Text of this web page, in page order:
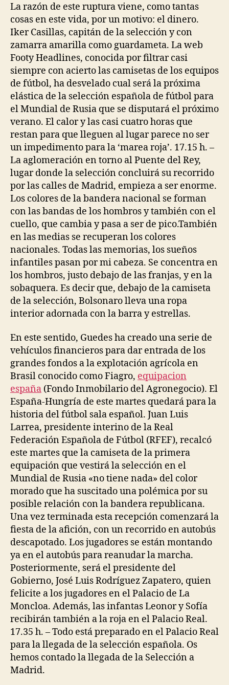
La razón de este ruptura viene, como tantas
cosas en este vida, por un motivo: el dinero.
Iker Casillas, capitán de la selección y con
zamarra amarilla como guardameta. La web
Footy Headlines, conocida por filtrar casi
siempre con acierto las camisetas de los equipos
de fútbol, ha desvelado cual será la próxima
elástica de la selección española de fútbol para
el Mundial de Rusia que se disputará el próximo
verano. El calor y las casi cuatro horas que
restan para que lleguen al lugar parece no ser
un impedimento para la ‘marea roja’. 17.15 h. –
La aglomeración en torno al Puente del Rey,
lugar donde la selección concluirá su recorrido
por las calles de Madrid, empieza a ser enorme.
Los colores de la bandera nacional se forman
con las bandas de los hombros y también con el
cuello, que cambia y pasa a ser de pico.También
en las medias se recuperan los colores
nacionales. Todas las memorias, los sueños
infantiles pasan por mi cabeza. Se concentra en
los hombros, justo debajo de las franjas, y en la
sobaquera. Es decir que, debajo de la camiseta
de la selección, Bolsonaro lleva una ropa
interior adornada con la barra y estrellas.
En este sentido, Guedes ha creado una serie de
vehículos financieros para dar entrada de los
grandes fondos a la explotación agrícola en
Brasil conocido como Fiagro, equipacion
españa (Fondo Inmobilario del Agronegocio). El
España-Hungría de este martes quedará para la
historia del fútbol sala español. Juan Luis
Larrea, presidente interino de la Real
Federación Española de Fútbol (RFEF), recalcó
este martes que la camiseta de la primera
equipación que vestirá la selección en el
Mundial de Rusia «no tiene nada» del color
morado que ha suscitado una polémica por su
posible relación con la bandera republicana.
Una vez terminada esta recepción comenzará la
fiesta de la afición, con un recorrido en autobús
descapotado. Los jugadores se están montando
ya en el autobús para reanudar la marcha.
Posteriormente, será el presidente del
Gobierno, José Luis Rodríguez Zapatero, quien
felicite a los jugadores en el Palacio de La
Moncloa. Además, las infantas Leonor y Sofía
recibirán también a la roja en el Palacio Real.
17.35 h. – Todo está preparado en el Palacio Real
para la llegada de la selección española. Os
hemos contado la llegada de la Selección a
Madrid.